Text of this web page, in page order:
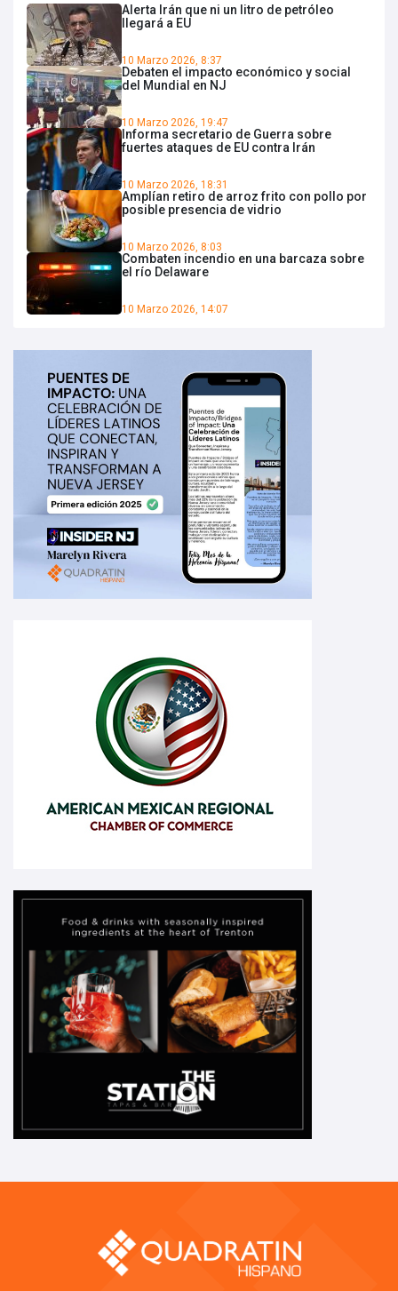
Alerta Irán que ni un litro de petróleo
llegará a EU
10 Marzo 2026, 8:37
Debaten el impacto económico y social
del Mundial en NJ
10 Marzo 2026, 19:47
Informa secretario de Guerra sobre
fuertes ataques de EU contra Irán
10 Marzo 2026, 18:31
Amplían retiro de arroz frito con pollo por
posible presencia de vidrio
10 Marzo 2026, 8:03
Combaten incendio en una barcaza sobre
el río Delaware
10 Marzo 2026, 14:07